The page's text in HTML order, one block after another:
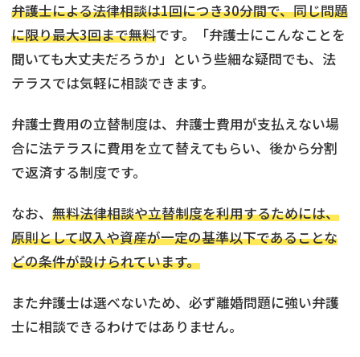
弁護士による法律相談は1回につき30分間で、同じ問題
に限り最大3回まで無料です。「弁護士にこんなことを
聞いても大丈夫だろうか」という些細な疑問でも、法
テラスでは気軽に相談できます。
弁護士費用の立替制度は、弁護士費用が支払えない場
合に法テラスに費用を立て替えてもらい、後から分割
で返済する制度です。
なお、 無料法律相談や立替制度を利用するためには、
原則として収入や資産が一定の基準以下であることな
どの条件が設けられています。
また弁護士は選べないため、必ず離婚問題に強い弁護
士に相談できるわけではありません。